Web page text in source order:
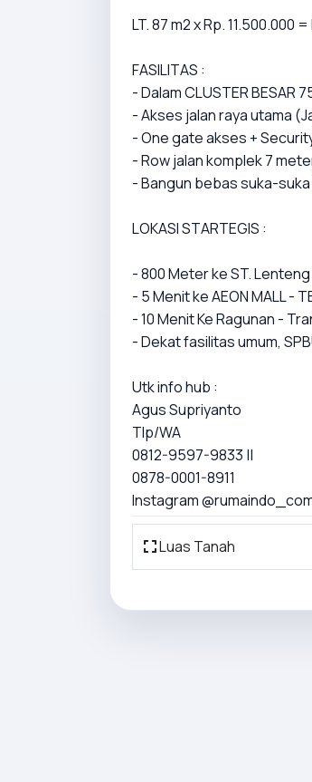
LT. 87 m2 x Rp. 11.500.000
FASILITAS :
- Dalam CLUSTER BESAR
- Akses jalan raya utama
- One gate akses +
- Row jalan komplek 7
- Bangun bebas suka-
LOKASI STARTEGIS :
- 800 Meter ke ST.
- 5 Menit ke AEON MALL -
- 10 Menit Ke Ragunan -
- Dekat fasilitas umum,
Utk info hub :
Agus Supriyanto
Tlp/WA
0812-9597-9833 ||
0878-0001-8911
Instagram
Luas Tanah